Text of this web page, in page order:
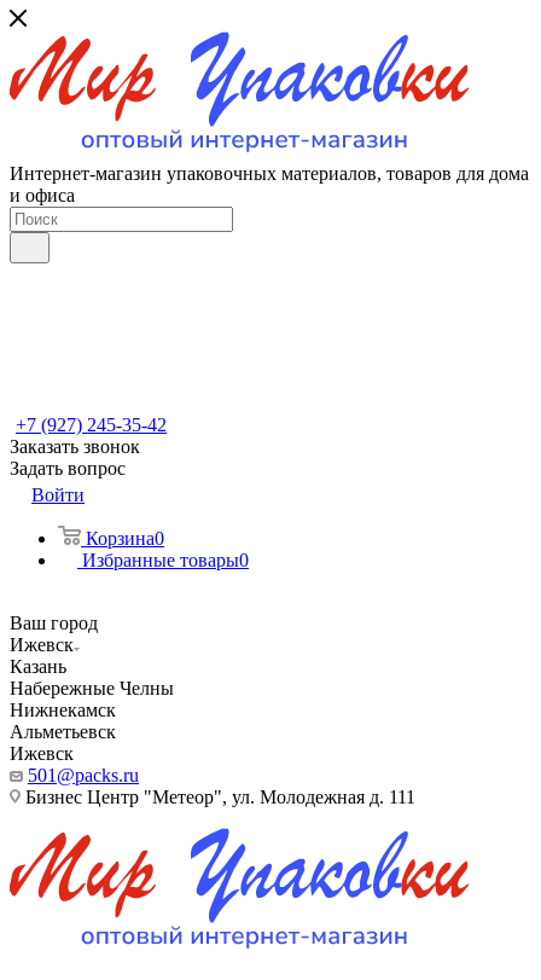
Интернет-магазин упаковочных материалов, товаров для дома
и офиса
+7 (927) 245-35-42
Заказать звонок
Задать вопрос
Войти
Корзина0
Избранные товары0
Ваш город
Ижевск
Казань
Набережные Челны
Нижнекамск
Альметьевск
Ижевск
501@packs.ru
Бизнес Центр "Метеор", ул. Молодежная д. 111